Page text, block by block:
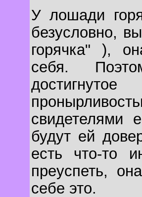
У лошади
безусловно,
горячка" ),
себя.
свидетелями
будут ей
есть что-то
преуспеть,
себе это.